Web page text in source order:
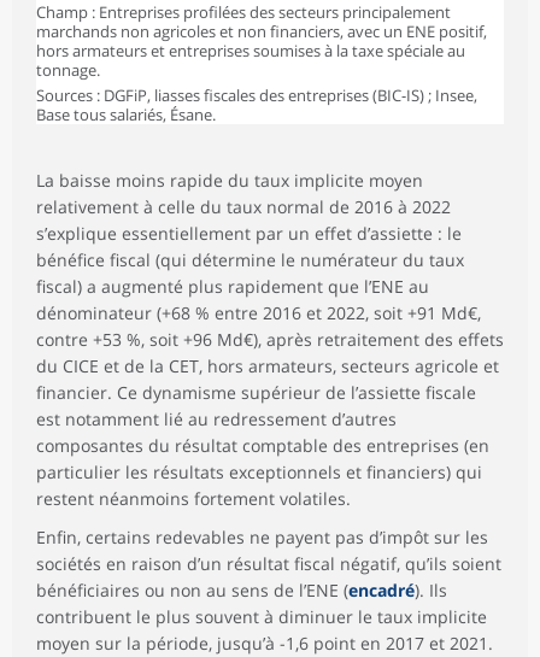
Champ : Entreprises profilées des secteurs principalement
marchands non agricoles et non financiers, avec un ENE positif,
hors armateurs et entreprises soumises à la taxe spéciale au
tonnage.
Sources : DGFiP, liasses fiscales des entreprises (BIC-IS) ; Insee,
Base tous salariés, Ésane.
La baisse moins rapide du taux implicite moyen
relativement à celle du taux normal de 2016 à 2022
s’explique essentiellement par un effet d’assiette : le
bénéfice fiscal (qui détermine le numérateur du taux
fiscal) a augmenté plus rapidement que l’ENE au
dénominateur (+68 % entre 2016 et 2022, soit +91 Md€,
contre +53 %, soit +96 Md€), après retraitement des effets
du CICE et de la CET, hors armateurs, secteurs agricole et
financier. Ce dynamisme supérieur de l’assiette fiscale
est notamment lié au redressement d’autres
composantes du résultat comptable des entreprises (en
particulier les résultats exceptionnels et financiers) qui
restent néanmoins fortement volatiles.
Enfin, certains redevables ne payent pas d’impôt sur les
sociétés en raison d’un résultat fiscal négatif, qu’ils soient
bénéficiaires ou non au sens de l’ENE (encadré). Ils
contribuent le plus souvent à diminuer le taux implicite
moyen sur la période, jusqu’à -1,6 point en 2017 et 2021.